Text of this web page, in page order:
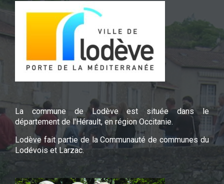
La commune de Lodève est située dans le
département de l'Hérault, en région Occitanie.
Lodève fait partie de la Communauté de communes du
Lodévois et Larzac.